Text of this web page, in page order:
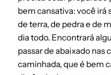
bem cansativa: você irá
de terra, de pedra e de
dia todo. Encontrará
passar de abaixado nas
caminhada, que é bem